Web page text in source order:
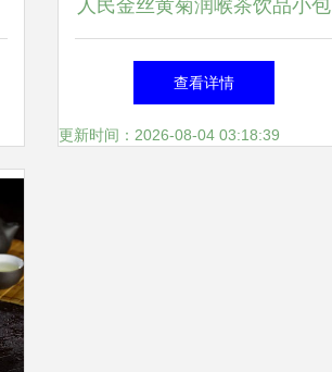
人民金丝黄菊润喉茶饮品小包
装糖块冲饮蜂蜜菊花冰糖
查看详情
更新时间：2026-08-04 03:18:39